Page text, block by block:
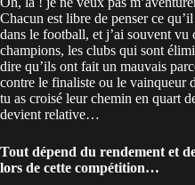
Chacun est libre de penser ce
dans le football, et j’ai souvent vu
champions, les clubs qui sont
dire qu’ils ont fait un mauvais
contre le finaliste ou le vainqueur
tu as croisé leur chemin en quart
devient relative…
Tout dépend du rendement et
lors de cette compétition…